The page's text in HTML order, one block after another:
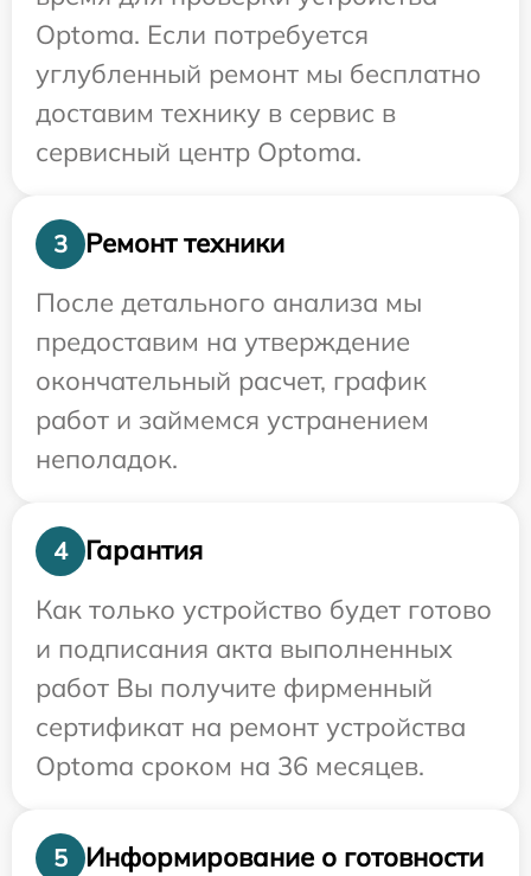
Optoma. Если потребуется
углубленный ремонт мы бесплатно
доставим технику в сервис в
сервисный центр Optoma.
3
Ремонт техники
После детального анализа мы
предоставим на утверждение
окончательный расчет, график
работ и займемся устранением
неполадок.
4
Гарантия
Как только устройство будет готово
и подписания акта выполненных
работ Вы получите фирменный
сертификат на ремонт устройства
Optoma сроком на 36 месяцев.
5
Информирование о готовности